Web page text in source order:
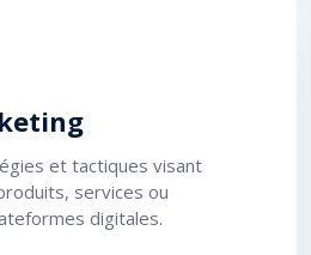
et tactiques visant
services ou
digitales.